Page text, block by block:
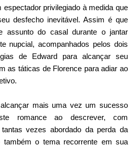
privilegiado à medida que
desfecho inevitável. Assim é que
assunto do casal durante o jantar
nupcial, acompanhados pelos dois
de Edward para alcançar seu
as táticas de Florence para adiar ao
mais uma vez um sucesso
romance ao descrever, com
vezes abordado da perda da
também o tema recorrente em sua